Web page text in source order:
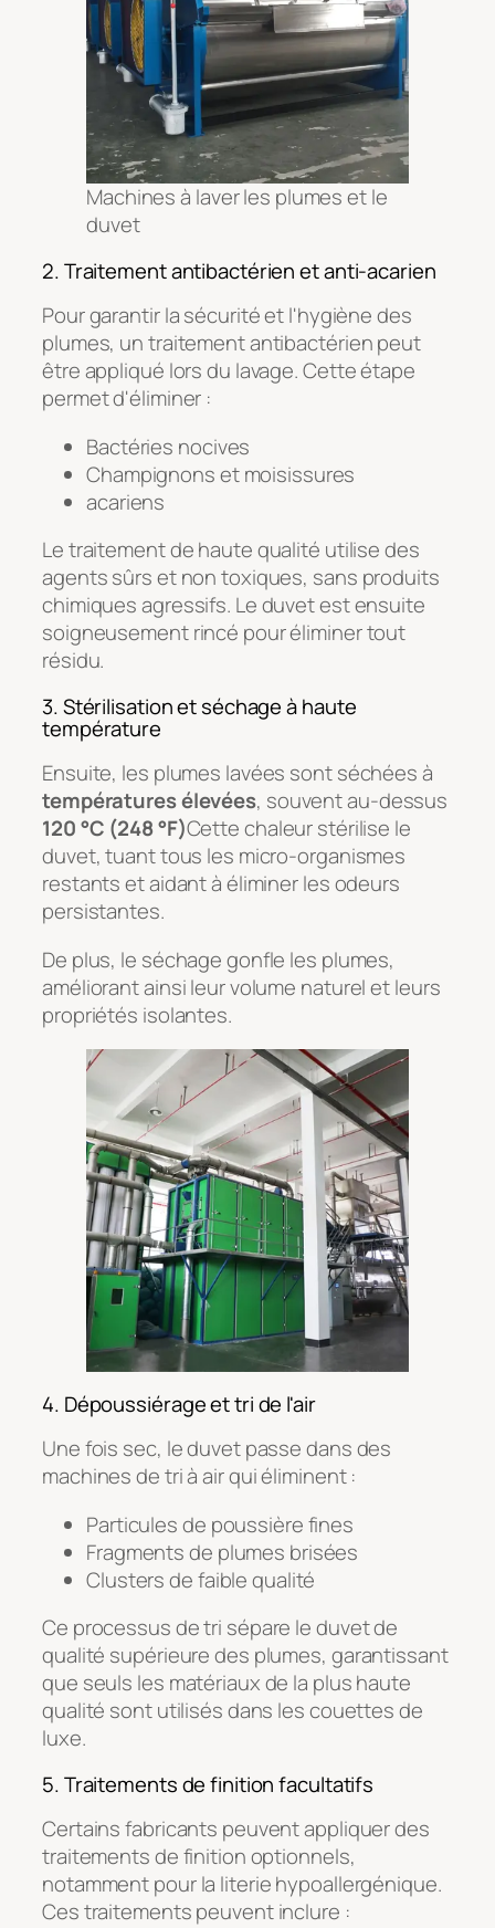
Machines à laver les plumes et le
duvet
2. Traitement antibactérien et anti-acarien
Pour garantir la sécurité et l'hygiène des
plumes, un traitement antibactérien peut
être appliqué lors du lavage. Cette étape
permet d'éliminer :
Bactéries nocives
Champignons et moisissures
acariens
Le traitement de haute qualité utilise des
agents sûrs et non toxiques, sans produits
chimiques agressifs. Le duvet est ensuite
soigneusement rincé pour éliminer tout
résidu.
3. Stérilisation et séchage à haute
température
Ensuite, les plumes lavées sont séchées à
températures élevées, souvent au-dessus
120 °C (248 °F)Cette chaleur stérilise le
duvet, tuant tous les micro-organismes
restants et aidant à éliminer les odeurs
persistantes.
De plus, le séchage gonfle les plumes,
améliorant ainsi leur volume naturel et leurs
propriétés isolantes.
4. Dépoussiérage et tri de l'air
Une fois sec, le duvet passe dans des
machines de tri à air qui éliminent :
Particules de poussière fines
Fragments de plumes brisées
Clusters de faible qualité
Ce processus de tri sépare le duvet de
qualité supérieure des plumes, garantissant
que seuls les matériaux de la plus haute
qualité sont utilisés dans les couettes de
luxe.
5. Traitements de finition facultatifs
Certains fabricants peuvent appliquer des
traitements de finition optionnels,
notamment pour la literie hypoallergénique.
Ces traitements peuvent inclure :